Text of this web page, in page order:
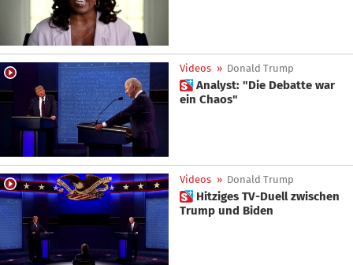
Videos » Donald Trump
 Analyst: "Die Debatte war
ein Chaos"
Videos » Donald Trump
 Hitziges TV-Duell zwischen
Trump und Biden